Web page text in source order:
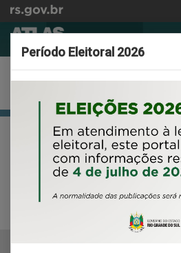
para
conteúdo
o
Período Eleitoral 2026
Economia
IMPRIMIR
Turismo
Estrutura turística